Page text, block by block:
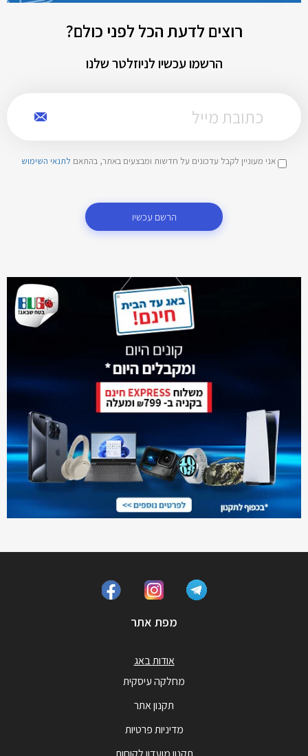
רוצים לדעת הכל לפני כולם?
הרשמו עכשיו לניוזלטר שלנו
אני מעוניין לקבל עדכונים על חדשות ומבצעים באתר, בהתאם לתנאי השימוש
הרשם עכשיו
מפת אתר
אודות באג
מחלקה עיסקית
תקנון אתר
מדיניות פרטיות